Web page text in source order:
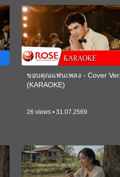
ขอบคุณแฟนเพลง - Cover Ver.
(KARAOKE)
26 views • 31.07.2569